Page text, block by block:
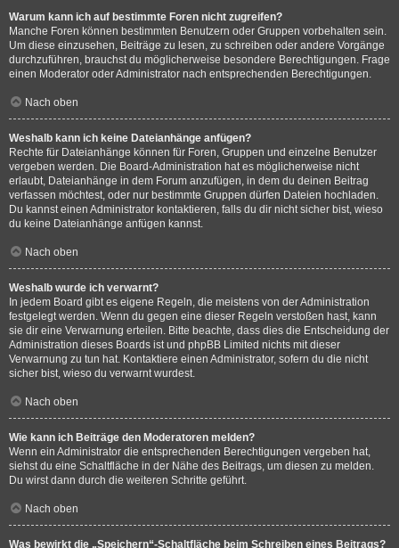
Warum kann ich auf bestimmte Foren nicht zugreifen?
Manche Foren können bestimmten Benutzern oder Gruppen vorbehalten sein.
Um diese einzusehen, Beiträge zu lesen, zu schreiben oder andere Vorgänge
durchzuführen, brauchst du möglicherweise besondere Berechtigungen. Frage
einen Moderator oder Administrator nach entsprechenden Berechtigungen.
Nach oben
Weshalb kann ich keine Dateianhänge anfügen?
Rechte für Dateianhänge können für Foren, Gruppen und einzelne Benutzer
vergeben werden. Die Board-Administration hat es möglicherweise nicht
erlaubt, Dateianhänge in dem Forum anzufügen, in dem du deinen Beitrag
verfassen möchtest, oder nur bestimmte Gruppen dürfen Dateien hochladen.
Du kannst einen Administrator kontaktieren, falls du dir nicht sicher bist, wieso
du keine Dateianhänge anfügen kannst.
Nach oben
Weshalb wurde ich verwarnt?
In jedem Board gibt es eigene Regeln, die meistens von der Administration
festgelegt werden. Wenn du gegen eine dieser Regeln verstoßen hast, kann
sie dir eine Verwarnung erteilen. Bitte beachte, dass dies die Entscheidung der
Administration dieses Boards ist und phpBB Limited nichts mit dieser
Verwarnung zu tun hat. Kontaktiere einen Administrator, sofern du die nicht
sicher bist, wieso du verwarnt wurdest.
Nach oben
Wie kann ich Beiträge den Moderatoren melden?
Wenn ein Administrator die entsprechenden Berechtigungen vergeben hat,
siehst du eine Schaltfläche in der Nähe des Beitrags, um diesen zu melden.
Du wirst dann durch die weiteren Schritte geführt.
Nach oben
Was bewirkt die „Speichern“-Schaltfläche beim Schreiben eines Beitrags?